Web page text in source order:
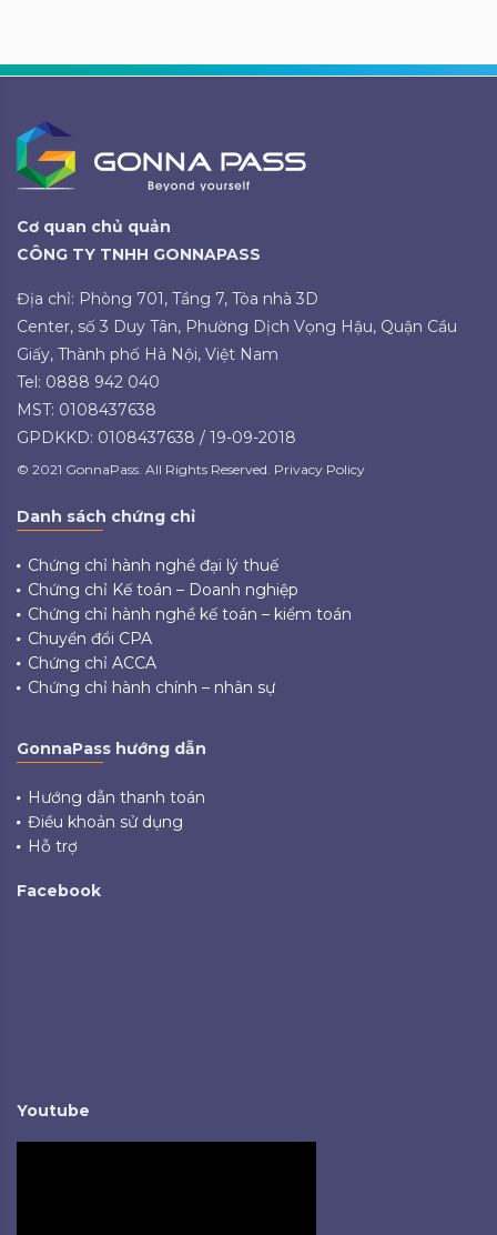
Cơ quan chủ quản
CÔNG TY TNHH GONNAPASS
Địa chỉ: Phòng 701, Tầng 7, Tòa nhà 3D
Center, số 3 Duy Tân, Phường Dịch Vọng Hậu, Quận Cầu
Giấy, Thành phố Hà Nội, Việt Nam
Tel: 0888 942 040
MST: 0108437638
GPDKKD: 0108437638 / 19-09-2018
© 2021 GonnaPass. All Rights Reserved. Privacy Policy
Danh sách chứng chỉ
Chứng chỉ hành nghề đại lý thuế
Chứng chỉ Kế toán – Doanh nghiệp
Chứng chỉ hành nghề kế toán – kiểm toán
Chuyển đổi CPA
Chứng chỉ ACCA
Chứng chỉ hành chính – nhân sự
GonnaPass hướng dẫn
Hướng dẫn thanh toán
Điều khoản sử dụng
Hỗ trợ
Facebook
Youtube